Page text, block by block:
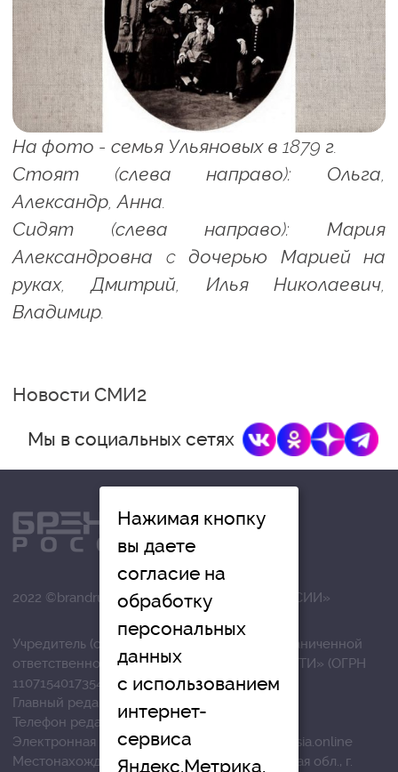
На фото - семья Ульяновых в 1879 г.
Стоят (слева направо): Ольга,
Александр, Анна.
Сидят (слева направо): Мария
Александровна c дочерью Марией на
руках, Дмитрий, Илья Николаевич,
Владимир.
Новости СМИ2
Мы в социальных сетях
2022 ©brandrussia.online | СИ «БРЕНДЫ РОССИИ»
Учредитель (соучредители): Общество с ограниченной
ответственностью «РЕГИОНАЛЬНЫЕ НОВОСТИ» (ОГРН
1107154017354)
Главный редактор: Вострикова О.Г.
Телефон редакции: +7 (4872) 710-803
Электронная почта редакции:
info@brandrussia.online
Местонахождение редакции: 300041, Тульская обл., г.
Нажимая кнопку
вы даете
согласие на
обработку
персональных
данных
с использованием
интернет-
сервиса
Яндекс.Метрика,